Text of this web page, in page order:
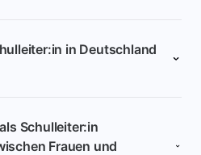
in Deutschland
Schulleiter:in
Frauen und